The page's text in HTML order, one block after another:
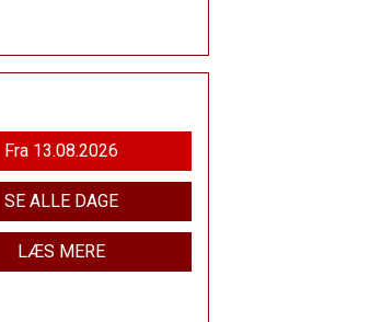
Fra 13.08.2026
SE ALLE DAGE
LÆS MERE